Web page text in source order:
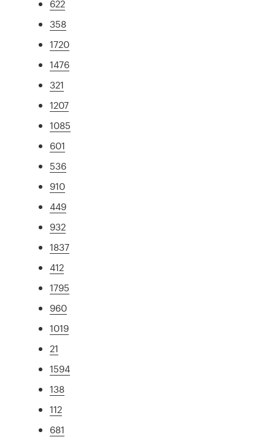
622
358
1720
1476
321
1207
1085
601
536
910
449
932
1837
412
1795
960
1019
21
1594
138
112
681